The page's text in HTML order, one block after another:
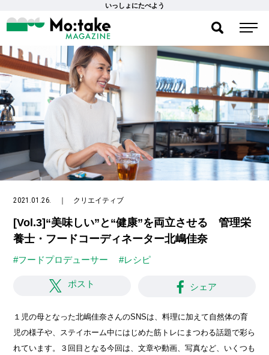
いっしょにたべよう
2021.01.26. クリエイティブ
[Vol.3]“美味しい”と“健康”を両立させる 管理栄
養士・フードコーディネーター北嶋佳奈
#フードプロデューサー #レシピ
ポスト シェア
１児の母となった北嶋佳奈さんのSNSは、料理に加えて自然体の育
児の様子や、ステイホーム中にはじめた筋トレにまつわる話題で彩ら
れています。３回目となる今回は、文章や動画、写真など、いくつも